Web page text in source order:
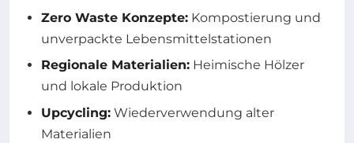
Zero Waste Konzepte: Kompostierung und
unverpackte Lebensmittelstationen
Regionale Materialien: Heimische Hölzer
und lokale Produktion
Upcycling: Wiederverwendung alter
Materialien